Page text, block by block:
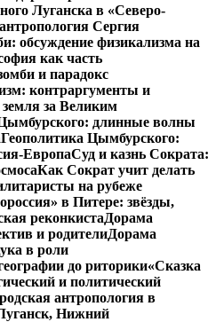
Луганска в «Северо-
Сергия
обсуждение физикализма на
как часть
и парадокс
контраргументы и
за Великим
длинные волны
Геополитика Цымбурского:
ЕвропаСуд и казнь Сократа:
Как Сократ учит делать
на рубеже
в Питере: звёзды,
реконкистаДорама
и родителиДорама
в роли
до риторики«Сказка
и политический
антропология в
Нижний